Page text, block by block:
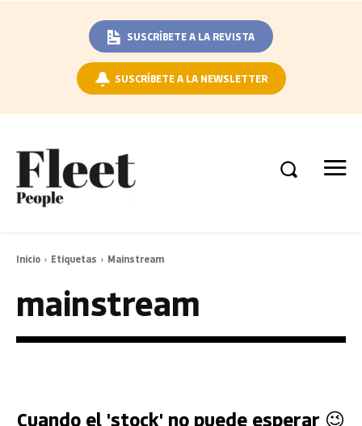
SUSCRÍBETE A LA REVISTA
SUSCRÍBETE A LA NEWSLETTER
Inicio Etiquetas Mainstream
mainstream
Cuando el 'stock' no puede esperar 😉